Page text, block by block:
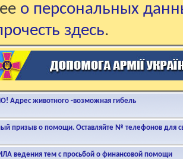
о персональных
здесь.
Адрес животного -возможная гибель
призыв о помощи. Оставляйте № телефонов для
ведения тем с просьбой о финансовой помощи